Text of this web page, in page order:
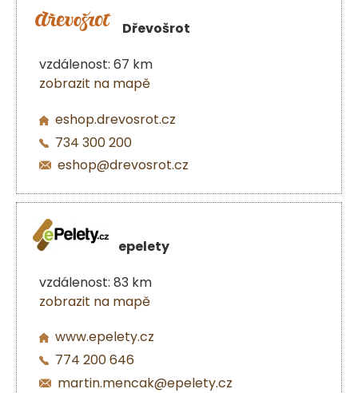
Dřevošrot
vzdálenost: 67 km
zobrazit na mapě
eshop.drevosrot.cz
734 300 200
eshop@drevosrot.cz
epelety
vzdálenost: 83 km
zobrazit na mapě
www.epelety.cz
774 200 646
martin.mencak@epelety.cz